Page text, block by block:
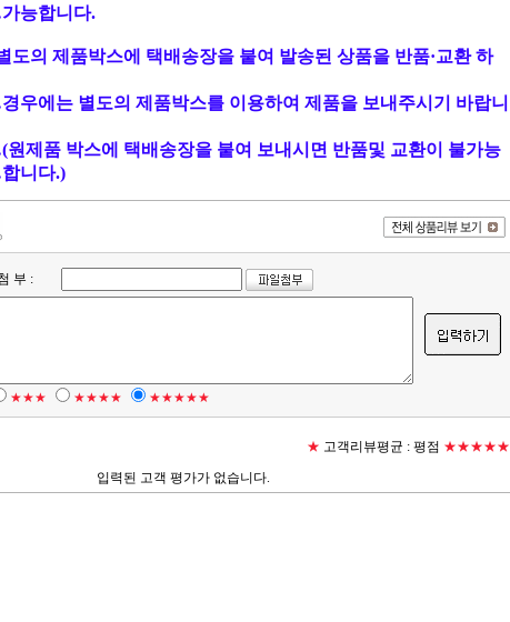
합니다.
제품박스에 택배송장을 붙여 발송된 상품을 반품·교환 하
는 별도의 제품박스를 이용하여 제품을 보내주시기 바랍니
품 박스에 택배송장을 붙여 보내시면 반품및 교환이 불가능
다.)
부 :
★★★ ★★★★ ★★★★★
★ 고객리뷰평균 : 평점 ★★★★★
입력된 고객 평가가 없습니다.